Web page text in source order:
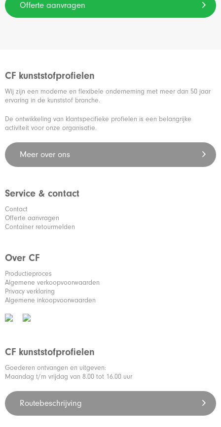
Offerte aanvragen
CF kunststofprofielen
Wij zijn een moderne en flexibele onderneming met meer dan 50 jaar
ervaring in de kunststof branche.
De ontwikkeling van klantspecifieke profielen is een belangrijke
activiteit voor onze organisatie.
Meer over ons
Service & contact
Contact
Offerte aanvragen
Container retourmelden
Over CF
Productieproces
Algemene verkoopvoorwaarden
Privacy verklaring
Algemene inkoopvoorwaarden
CF kunststofprofielen
Goederen ontvangen en uitgeven:
Maandag t/m vrijdag van 8.00 tot 16.00 uur
Routebeschrijving